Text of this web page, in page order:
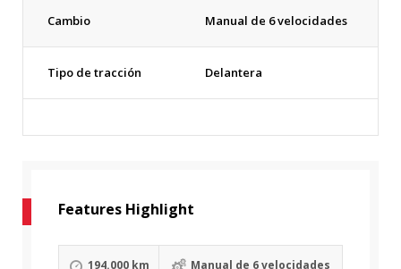
Cambio Manual de 6 velocidades
Tipo de tracción Delantera
Features Highlight
194.000 km Manual de 6 velocidades